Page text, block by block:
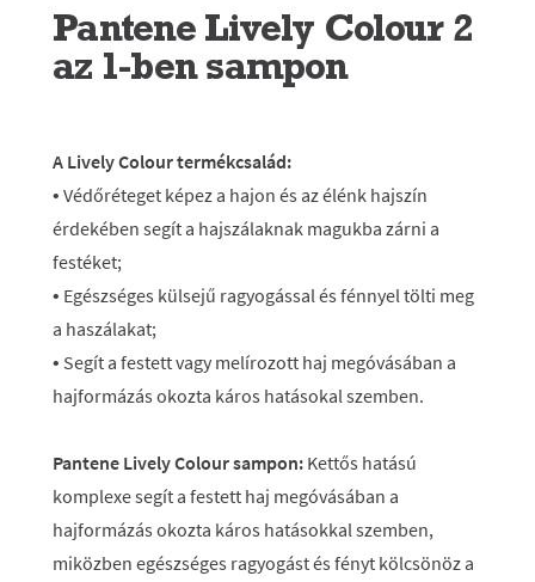
Pantene Lively Colour 2
az 1-ben sampon
A Lively Colour termékcsalád:
• Védőréteget képez a hajon és az élénk hajszín
érdekében segít a hajszálaknak magukba zárni a
festéket;
• Egészséges külsejű ragyogással és fénnyel tölti meg
a haszálakat;
• Segít a festett vagy melírozott haj megóvásában a
hajformázás okozta káros hatásokal szemben.
Pantene Lively Colour sampon: Kettős hatású
komplexe segít a festett haj megóvásában a
hajformázás okozta káros hatásokkal szemben,
miközben egészséges ragyogást és fényt kölcsönöz a